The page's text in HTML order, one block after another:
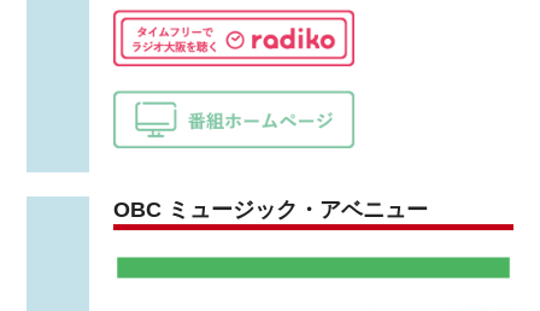
OBC ミュージック・アベニュー